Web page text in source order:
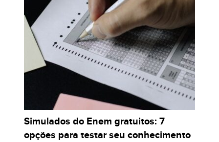
Simulados do Enem gratuitos: 7
opções para testar seu conhecimento